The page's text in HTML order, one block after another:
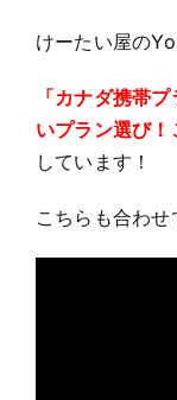
けーたい屋の
「カナダ携帯
いプラン選び！
しています！
こちらも合わ